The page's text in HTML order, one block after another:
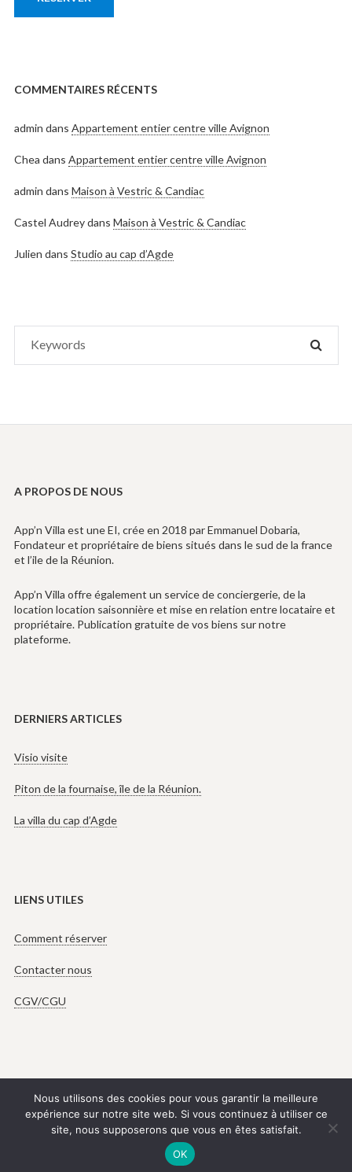
COMMENTAIRES RÉCENTS
admin dans Appartement entier centre ville Avignon
Chea dans Appartement entier centre ville Avignon
admin dans Maison à Vestric & Candiac
Castel Audreydans Maison à Vestric & Candiac
Julien dans Studio au cap d’Agde
A PROPOS DE NOUS
App’n Villa est une EI, crée en 2018 par Emmanuel Dobaria,
Fondateur et propriétaire de biens situés dans le sud de la france
et l’ile de la Réunion.
App’n Villa offre également un service de conciergerie, de la
location location saisonnière et mise en relation entre locataire et
propriétaire. Publication gratuite de vos biens sur notre
plateforme.
DERNIERS ARTICLES
Visio visite
Piton de la fournaise, île de la Réunion.
La villa du cap d’Agde
LIENS UTILES
Comment réserver
Contacter nous
CGV/CGU
+33 (668) 412 800
Copyright © Tous droits réservés.
Nous utilisons des cookies pour vous garantir la meilleure
expérience sur notre site web. Si vous continuez à utiliser ce
site, nous supposerons que vous en êtes satisfait.
OK